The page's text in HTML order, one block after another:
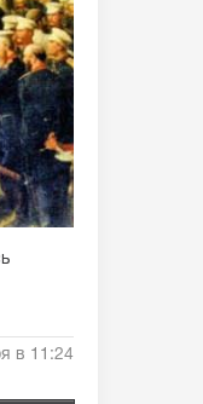
в 11:24